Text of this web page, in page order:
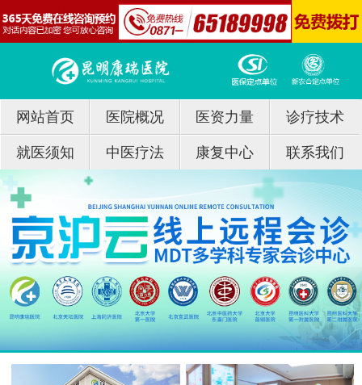
网站首页 医院概况 医资力量 诊疗技术
就医须知 中医疗法 康复中心 联系我们